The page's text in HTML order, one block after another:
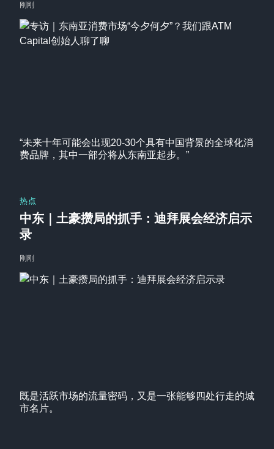
“未来十年可能会出现20-30个具有中国背景的全球化消
费品牌，其中一部分将从东南亚起步。”
刚刚
既是活跃市场的流量密码，又是一张能够四处行走的城
市名片。
热点
中东｜土豪攒局的抓手：迪拜展会经济启示
录
刚刚